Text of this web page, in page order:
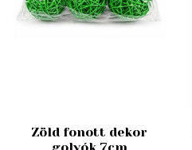
Zöld fonott dekor